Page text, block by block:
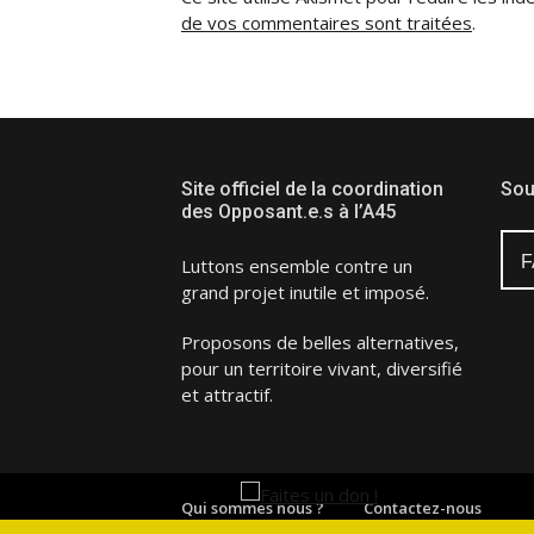
de vos commentaires sont traitées.
Site officiel de la coordination
des Opposant.e.s à l’A45
Luttons ensemble contre un
grand projet inutile et imposé.
Proposons de belles alternatives,
pour un territoire vivant, diversifié
et attractif.
Qui sommes nous ? Contactez-nous